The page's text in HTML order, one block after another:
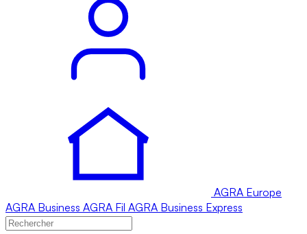
AGRA Europe
AGRA Business AGRA Fil AGRA Business Express